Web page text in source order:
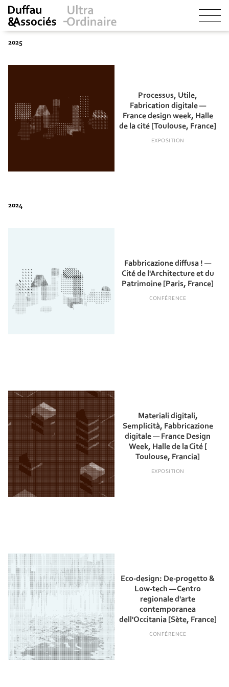
Processus, Utile,
Fabrication digitale —
France design week, Halle
de la cité [Toulouse, France]
EXPOSITION
Fabbricazione diffusa ! —
Cité de l'Architecture et du
Patrimoine [Paris, France]
CONFÉRENCE
Materiali digitali,
Semplicità, Fabbricazione
digitale — France Design
Week, Halle de la Cité [
Toulouse, Francia]
EXPOSITION
Eco-design: De-progetto &
Low-tech — Centro
regionale d'arte
contemporanea
dell'Occitania [Sète, France]
CONFÉRENCE